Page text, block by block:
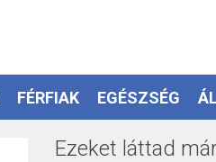
FÉRFIAK EGÉSZSÉG
Ezeket láttad